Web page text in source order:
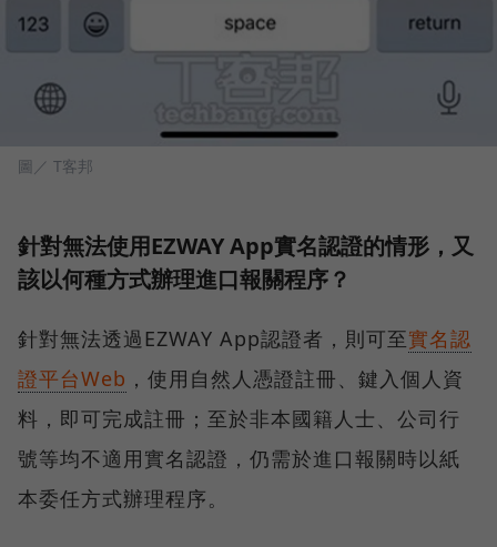
圖／ T客邦
針對無法使用EZWAY App實名認證的情形，又
該以何種方式辦理進口報關程序？
針對無法透過EZWAY App認證者，則可至實名認
證平台Web ，使用自然人憑證註冊、鍵入個人資
料，即可完成註冊；至於非本國籍人士、公司行
號等均不適用實名認證，仍需於進口報關時以紙
本委任方式辦理程序。